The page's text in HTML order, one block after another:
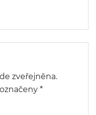
zveřejněna.
*